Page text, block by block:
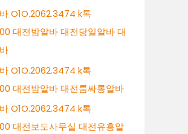
O1O.2062.3474 k톡
대전밤알바 대전당일알바 대
O1O.2062.3474 k톡
대전밤알바 대전룸싸롱알바
O1O.2062.3474 k톡
대전보도사무실 대전유흥알